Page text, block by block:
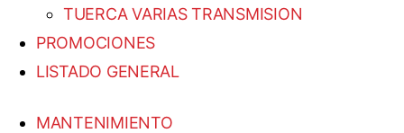
TUERCA VARIAS TRANSMISION
PROMOCIONES
LISTADO GENERAL
MANTENIMIENTO